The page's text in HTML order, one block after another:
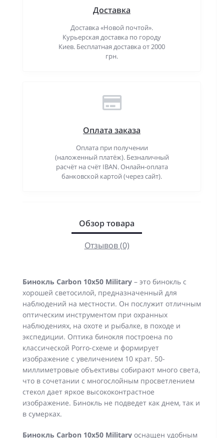
Доставка
Доставка «Новой почтой».
Курьерская доставка по городу
Киев. Бесплатная доставка от 2000
грн.
Оплата заказа
Оплата при получении
(наложенный платёж). Безналичный
расчёт на счёт IBAN. Онлайн-оплата
банковской картой (через сайт).
Обзор товара
Отзывов (0)
Бинокль Carbon 10x50 Military – это бинокль с
хорошей светосилой, предназначенный для
наблюдений на местности. Он послужит отличным
оптическим инструментом при охранных
наблюдениях, на охоте и рыбалке, в походе и
экспедиции. Оптика бинокля построена по
классической Porro-схеме и формирует
изображение с увеличением 10 крат. 50-
миллиметровые объективы собирают много света,
что в сочетании с многослойным просветлением
стекол дает яркое высококонтрастное
изображение. Бинокль не подведет как днем, так и
в сумерках.
Бинокль Carbon 10x50 Military оснащен удобным